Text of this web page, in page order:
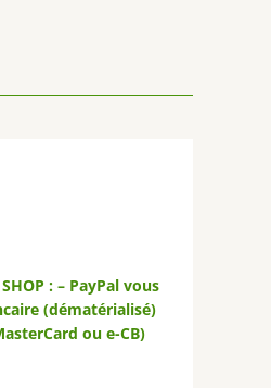
: – PayPal vous
(dématérialisé)
ou e-CB)